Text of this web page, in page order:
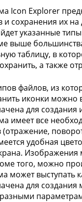
Icon Explorer
и сохранения их
указанные
выше
таблицу, в
а также
файлов, из
иконки можно
для создания
имеет все
(отражение,
удобная
Изображения
того, можно
может выступать
для создания